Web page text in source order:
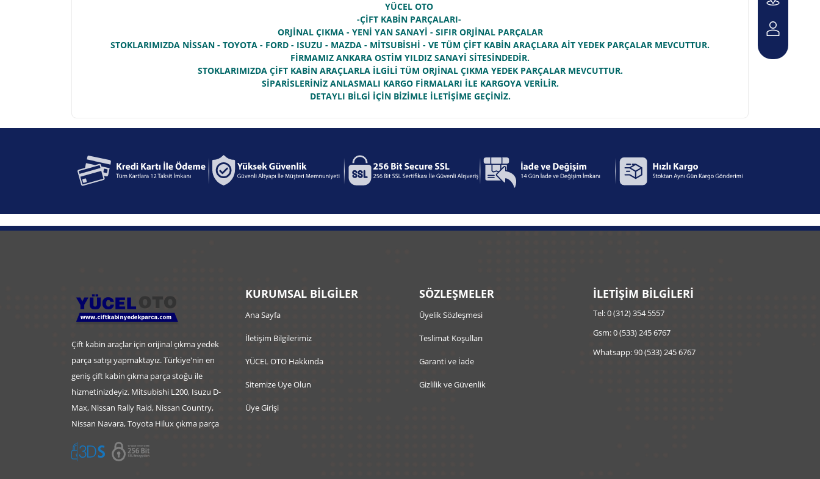
YÜCEL OTO
-ÇİFT KABİN PARÇALARI-
ORJİNAL ÇIKMA - YENİ YAN SANAYİ - SIFIR ORJİNAL PARÇALAR
STOKLARIMIZDA NİSSAN - TOYOTA - FORD - ISUZU - MAZDA - MİTSUBİSHİ - VE TÜM ÇİFT KABİN ARAÇLARA AİT YEDEK PARÇALAR MEVCUTTUR.
FİRMAMIZ ANKARA OSTİM YILDIZ SANAYİ SİTESİNDEDİR.
STOKLARIMIZDA ÇİFT KABİN ARAÇLARLA İLGİLİ TÜM ORJİNAL ÇIKMA YEDEK PARÇALAR MEVCUTTUR.
SİPARİSLERİNİZ ANLASMALI KARGO FİRMALARI İLE KARGOYA VERİLİR.
DETAYLI BİLGİ İÇİN BİZİMLE İLETİŞİME GEÇİNİZ.
Çift kabin araçlar için orijinal çıkma yedek
parça satışı yapmaktayız. Türkiye'nin en
geniş çift kabin çıkma parça stoğu ile
hizmetinizdeyiz. Mitsubishi L200, Isuzu D-
Max, Nissan Rally Raid, Nissan Country,
Nissan Navara, Toyota Hilux çıkma parça
KURUMSAL BİLGİLER
Ana Sayfa
İletişim Bilgilerimiz
YÜCEL OTO Hakkında
Sitemize Üye Olun
Üye Girişi
SÖZLEŞMELER
Üyelik Sözleşmesi
Teslimat Koşulları
Garanti ve İade
Gizlilik ve Güvenlik
İLETİŞİM BİLGİLERİ
Tel: 0 (312) 354 5557
Gsm: 0 (533) 245 6767
Whatsapp: 90 (533) 245 6767